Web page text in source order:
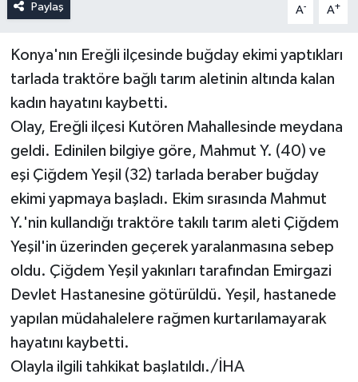
Paylaş A- A+
Konya'nın Ereğli ilçesinde buğday ekimi yaptıkları
tarlada traktöre bağlı tarım aletinin altında kalan
kadın hayatını kaybetti.
Olay, Ereğli ilçesi Kutören Mahallesinde meydana
geldi. Edinilen bilgiye göre, Mahmut Y. (40) ve
eşi Çiğdem Yeşil (32) tarlada beraber buğday
ekimi yapmaya başladı. Ekim sırasında Mahmut
Y.'nin kullandığı traktöre takılı tarım aleti Çiğdem
Yeşil'in üzerinden geçerek yaralanmasına sebep
oldu. Çiğdem Yeşil yakınları tarafından Emirgazi
Devlet Hastanesine götürüldü. Yeşil, hastanede
yapılan müdahalelere rağmen kurtarılamayarak
hayatını kaybetti.
Olayla ilgili tahkikat başlatıldı./İHA